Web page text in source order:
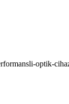
optik-